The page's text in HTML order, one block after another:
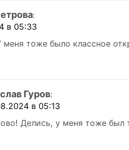
:
в 05:33
меня тоже было классное
Гуров:
в 05:13
Делись, у меня тоже был